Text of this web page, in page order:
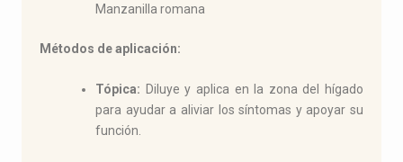
Manzanilla romana
Métodos de aplicación:
Tópica: Diluye y aplica en la zona del hígado
para ayudar a aliviar los síntomas y apoyar su
función.